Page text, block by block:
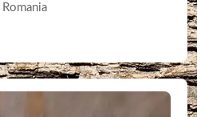
Romania